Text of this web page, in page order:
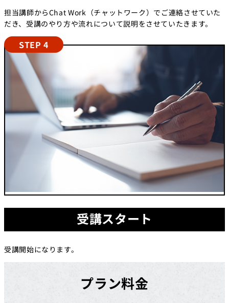
担当講師からChat Work（チャットワーク）でご連絡させていた
だき、受講のやり方や流れについて説明をさせていたきます。
STEP 4
受講スタート
受講開始になります。
プラン料金